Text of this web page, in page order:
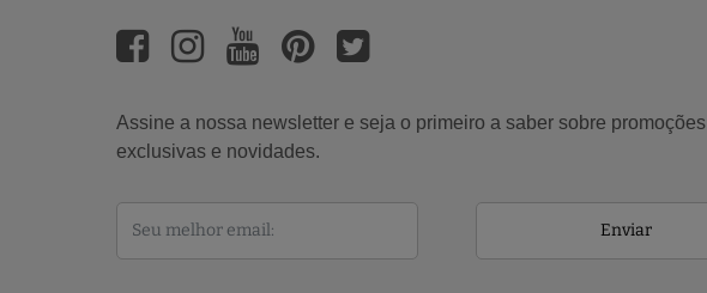
Assine a nossa newsletter e seja o primeiro a saber sobre promoções
exclusivas e novidades.
Enviar